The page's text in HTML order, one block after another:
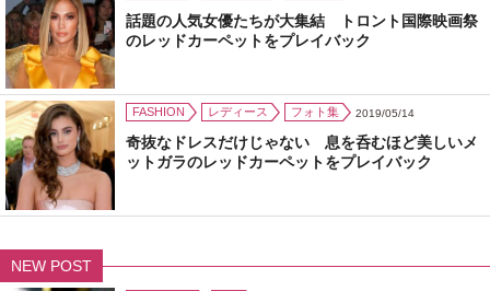
話題の人気女優たちが大集結 トロント国際映画祭
のレッドカーペットをプレイバック
FASHION レディース フォト集 2019/05/14
奇抜なドレスだけじゃない 息を呑むほど美しいメ
ットガラのレッドカーペットをプレイバック
NEW POST